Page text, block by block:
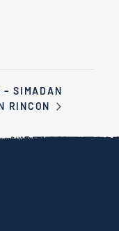
– SIMADAN
RINCON